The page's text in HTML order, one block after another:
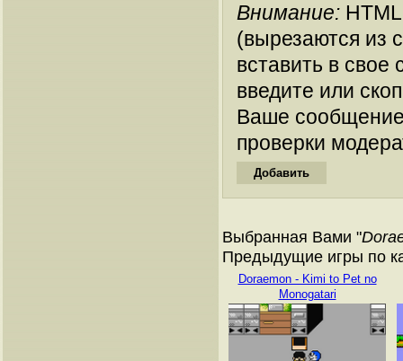
Внимание:
(вырезаются из
вставить в
введите или
Ваше
проверки
Выбранная Вами "
Предыдущие игры по
Doraemon - Kimi to Pet no
Monogatari